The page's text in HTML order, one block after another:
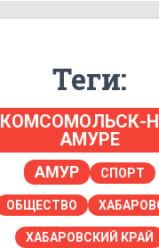
Теги:
КОМСОМОЛЬСК-
АМУРЕ
АМУР СПОРТ
ОБЩЕСТВО
ХАБАРОВСКИЙ КРАЙ